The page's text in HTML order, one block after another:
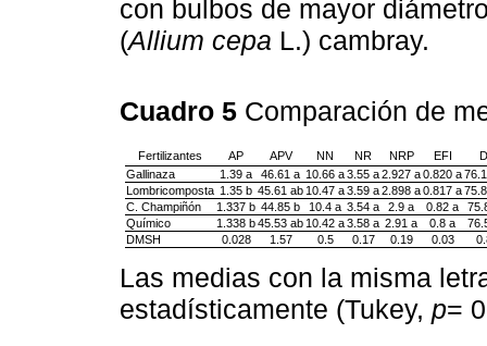
con bulbos de mayor
(Allium cepa L.) cambray.
Cuadro 5 Comparación de
Fertilizantes AP APV NN NR NRP EFI
Gallinaza
1.39 a 46.61 a 10.66 a3.55 a2.927 a0.820 a
Lombricomposta 1.35 b 45.61 ab 10.47 a3.59 a2.898 a0.817 a
C. Champiñón
1.337 b 44.85 b 10.4 a 3.54 a 2.9 a 0.82 a
Químico
1.338 b45.53 ab 10.42 a3.58 a 2.91 a 0.8 a
DMSH
0.028 1.57 0.5 0.17 0.19 0.03
Las medias con la misma
estadísticamente (Tukey, p=